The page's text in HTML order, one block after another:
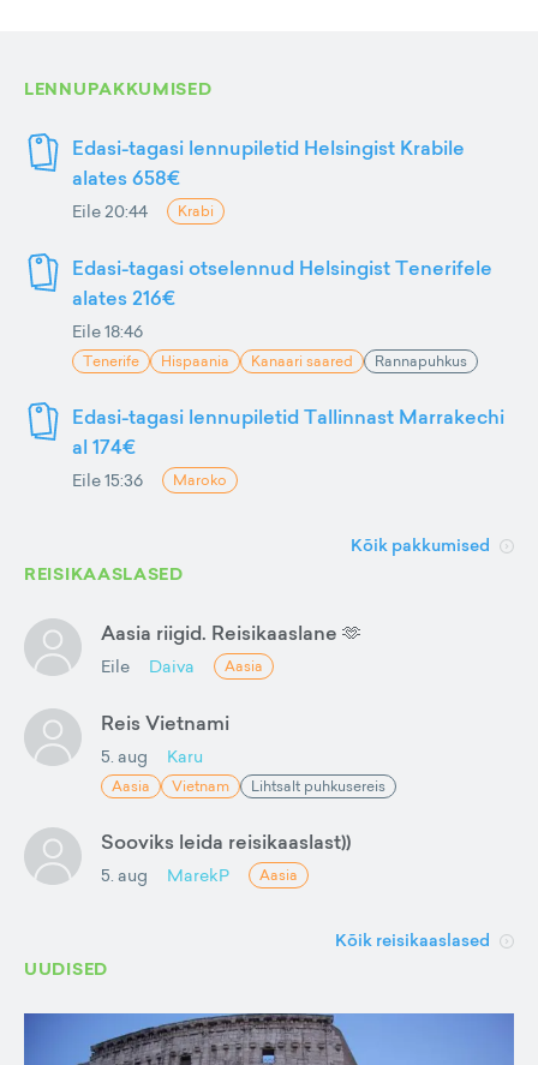
LENNUPAKKUMISED
Edasi-tagasi lennupiletid Helsingist Krabile
alates 658€
Eile 20:44 Krabi
Edasi-tagasi otselennud Helsingist Tenerifele
alates 216€
Eile 18:46
Tenerife Hispaania Kanaari saared Rannapuhkus
Edasi-tagasi lennupiletid Tallinnast Marrakechi
al 174€
Eile 15:36 Maroko
Kõik pakkumised
REISIKAASLASED
Aasia riigid. Reisikaaslane 🫶
Eile Daiva Aasia
Reis Vietnami
5. aug Karu
Aasia Vietnam Lihtsalt puhkusereis
Sooviks leida reisikaaslast))
5. aug MarekP Aasia
Kõik reisikaaslased
UUDISED